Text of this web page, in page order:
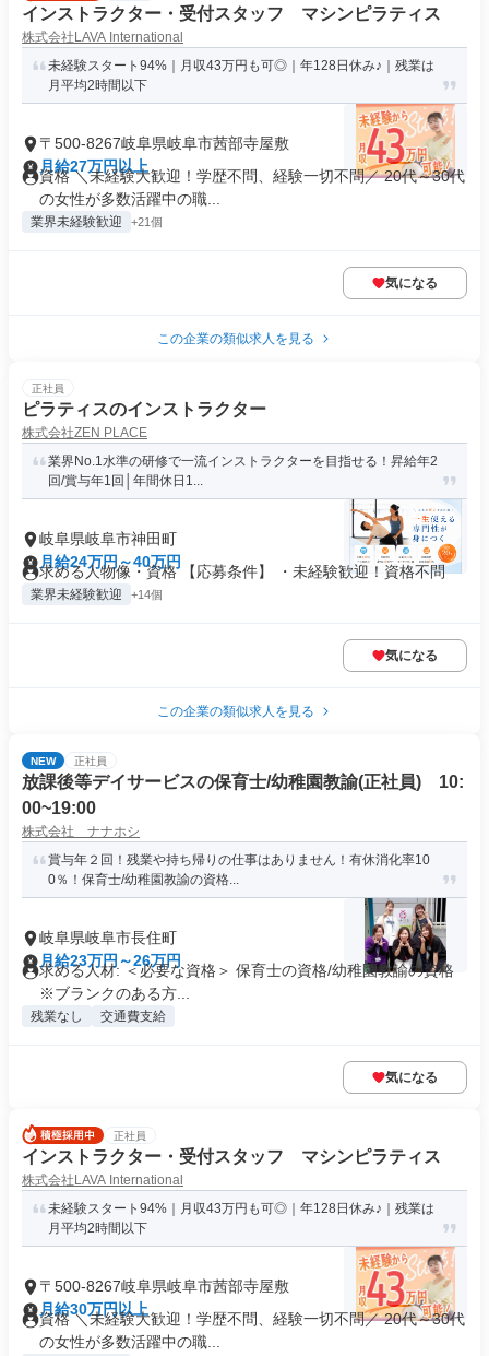
インストラクター・受付スタッフ マシンピラティス
株式会社LAVA International
未経験スタート94%｜月収43万円も可◎｜年128日休み♪｜残業は
月平均2時間以下
〒500-8267岐阜県岐阜市茜部寺屋敷
月給27万円以上
資格 ＼未経験大歓迎！学歴不問、経験一切不問／ 20代～30代
の女性が多数活躍中の職...
業界未経験歓迎 +21個
気になる
この企業の類似求人を見る
正社員
ピラティスのインストラクター
株式会社ZEN PLACE
業界No.1水準の研修で一流インストラクターを目指せる！昇給年2
回/賞与年1回│年間休日1...
岐阜県岐阜市神田町
月給24万円～40万円
求める人物像・資格 【応募条件】 ・未経験歓迎！資格不問
業界未経験歓迎 +14個
気になる
この企業の類似求人を見る
NEW 正社員
放課後等デイサービスの保育士/幼稚園教諭(正社員) 10:
00~19:00
株式会社 ナナホシ
賞与年２回！残業や持ち帰りの仕事はありません！有休消化率10
0％！保育士/幼稚園教諭の資格...
岐阜県岐阜市長住町
月給23万円～26万円
求める人材: ＜必要な資格＞ 保育士の資格/幼稚園教諭の資格
※ブランクのある方...
残業なし 交通費支給
気になる
正社員
インストラクター・受付スタッフ マシンピラティス
株式会社LAVA International
未経験スタート94%｜月収43万円も可◎｜年128日休み♪｜残業は
月平均2時間以下
〒500-8267岐阜県岐阜市茜部寺屋敷
月給30万円以上
資格 ＼未経験大歓迎！学歴不問、経験一切不問／ 20代～30代
の女性が多数活躍中の職...